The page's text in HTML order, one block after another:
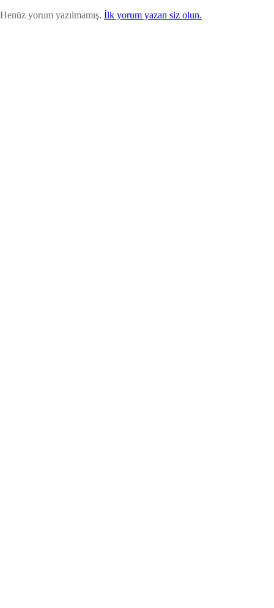
Henüz yorum yazılmamış. İlk yorum yazan siz olun.